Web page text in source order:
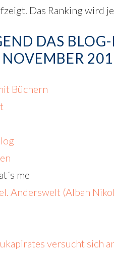
Das Ranking wird
DAS
Büchern
me
Anderswelt (Alban
versucht sich